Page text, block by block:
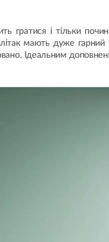
гратися і тільки
мають дуже
Ідеальним